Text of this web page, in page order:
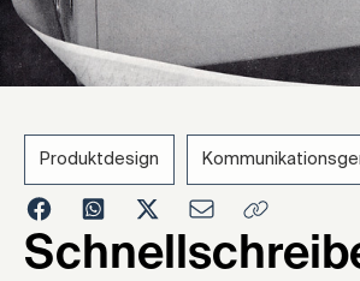
1954
Produktdesign